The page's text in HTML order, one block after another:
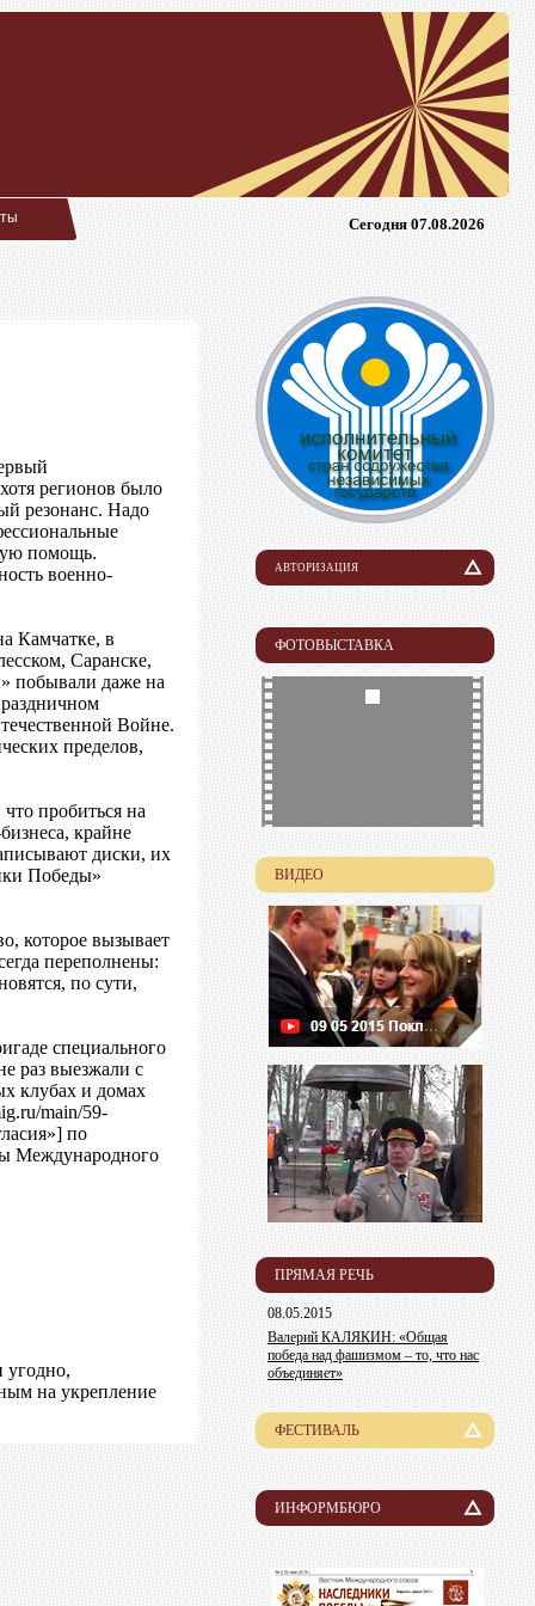
Сегодня 07.08.2026
регионов было
резонанс. Надо
помощь.
военно-
Камчатке, в
Саранске,
побывали даже на
Войне.
пределов,
пробиться на
крайне
диски, их
Победы»
которое вызывает
переполнены:
по сути,
специального
раз выезжали с
клубах и домах
main/59-
по
Международного
угодно,
на укрепление
АВТОРИЗАЦИЯ
Логин
Пароль
ФОТОВЫСТАВКА
ВИДЕО
ПРЯМАЯ РЕЧЬ
08.05.2015
Валерий КАЛЯКИН: «Общая
победа над фашизмом – то, что нас
объединяет»
ФЕСТИВАЛЬ
История
Лауреаты
Организационный комитет
Информация для участников
ИНФОРМБЮРО
Новости
Пресса о нас